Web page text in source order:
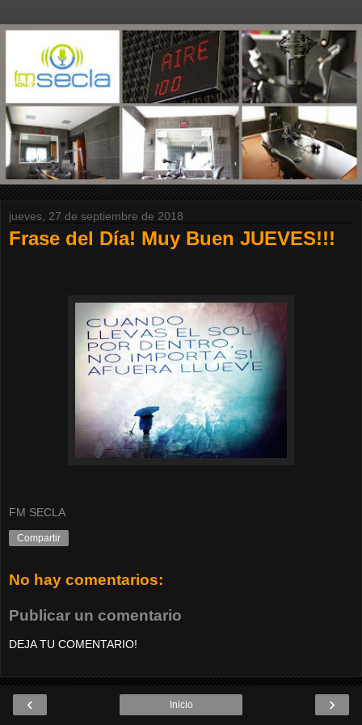
jueves, 27 de septiembre de 2018
Frase del Día! Muy Buen JUEVES!!!
FM SECLA
Compartir
No hay comentarios:
Publicar un comentario
DEJA TU COMENTARIO!
‹ ›
Inicio